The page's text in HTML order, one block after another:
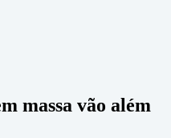
massa vão além